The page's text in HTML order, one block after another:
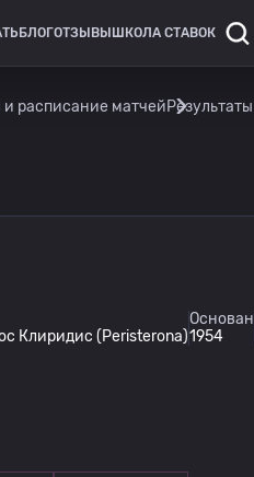
БЛОГОТЗЫВЫ ШКОЛА СТАВОК
и расписание матчейРезультаты
Клиридис (Peristerona)
Основан
1954
Омония